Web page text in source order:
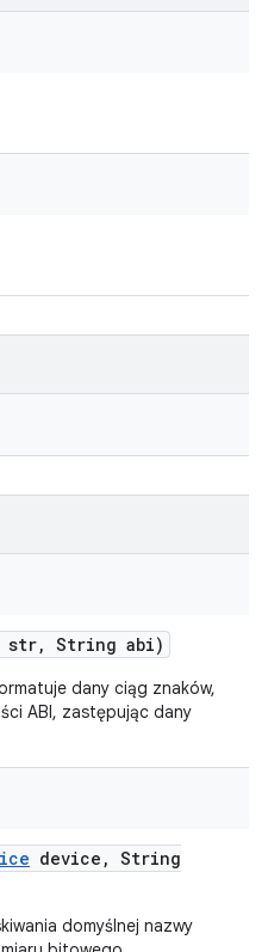
str, String abi)
dany ciąg znaków,
ABI, zastępując dany
device , String
domyślnej nazwy